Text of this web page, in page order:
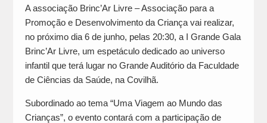
A associação Brinc’Ar Livre – Associação para a
Promoção e Desenvolvimento da Criança vai realizar,
no próximo dia 6 de junho, pelas 20:30, a I Grande Gala
Brinc’Ar Livre, um espetáculo dedicado ao universo
infantil que terá lugar no Grande Auditório da Faculdade
de Ciências da Saúde, na Covilhã.
Subordinado ao tema “Uma Viagem ao Mundo das
Crianças”, o evento contará com a participação de